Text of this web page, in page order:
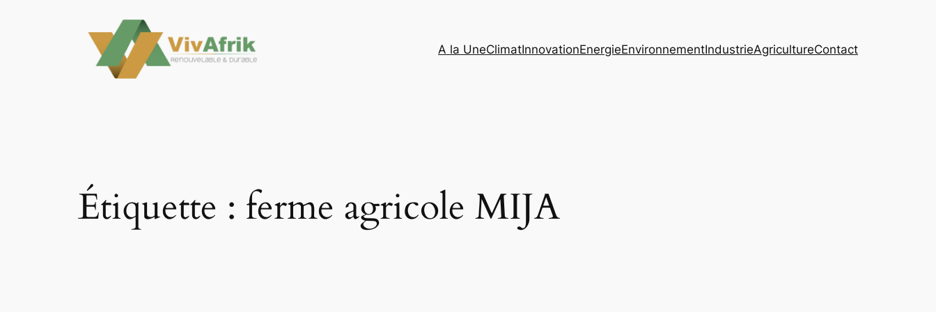
A la UneClimatInnovationEnergieEnvironnementIndustrieAgricultureContact
Étiquette : ferme agricole MIJA